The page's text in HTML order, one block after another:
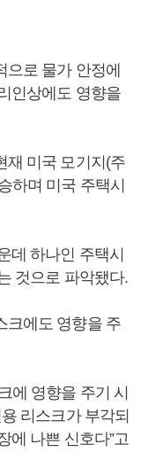
로 물가 안정에
인상에도 영향을
재 미국 모기지(주
하며 미국 주택시
데 하나인 주택시
것으로 파악됐다.
크에도 영향을 주
에 영향을 주기 시
리스크가 부각되
에 나쁜 신호다”고